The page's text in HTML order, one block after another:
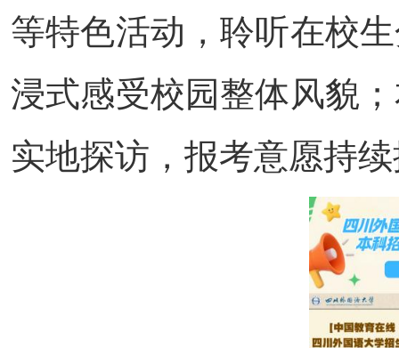
等特色活动，聆听在校
浸式感受校园整体风貌
实地探访，报考意愿持